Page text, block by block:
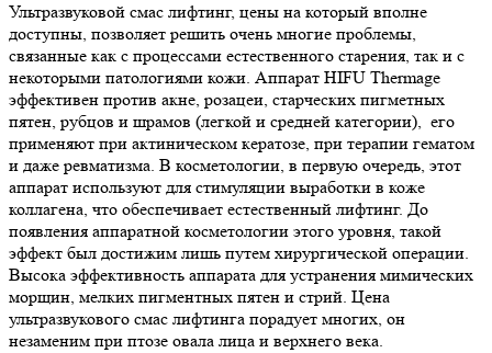
Ультразвуковой смас лифтинг, цены на который вполне
доступны, позволяет решить очень многие проблемы,
связанные как с процессами естественного старения, так и с
некоторыми патологиями кожи. Аппарат HIFU Thermage
эффективен против акне, розацеи, старческих пигметных
пятен, рубцов и шрамов (легкой и средней категории), его
применяют при актиническом кератозе, при терапии гематом
и даже ревматизма. В косметологии, в первую очередь, этот
аппарат используют для стимуляции выработки в коже
коллагена, что обеспечивает естественный лифтинг. До
появления аппаратной косметологии этого уровня, такой
эффект был достижим лишь путем хирургической операции.
Высока эффективность аппарата для устранения мимических
морщин, мелких пигментных пятен и стрий. Цена
ультразвукового смас лифтинга порадует многих, он
незаменим при птозе овала лица и верхнего века.